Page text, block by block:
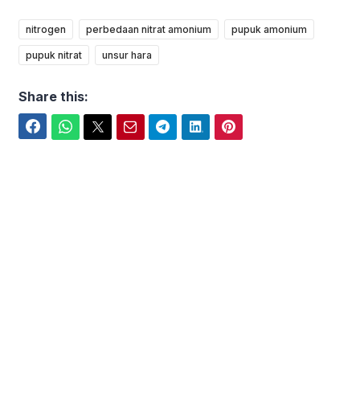
nitrogen perbedaan nitrat amonium pupuk amonium
pupuk nitrat unsur hara
Share this: